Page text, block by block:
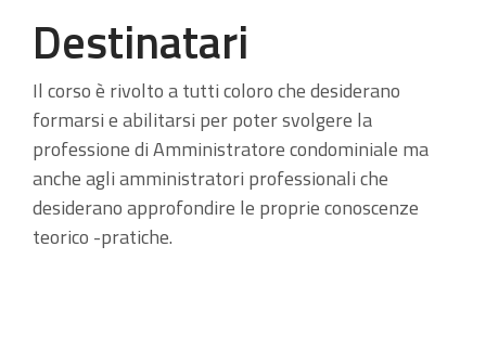
Destinatari
Il corso è rivolto a tutti coloro che desiderano
formarsi e abilitarsi per poter svolgere la
professione di Amministratore condominiale ma
anche agli amministratori professionali che
desiderano approfondire le proprie conoscenze
teorico -pratiche.